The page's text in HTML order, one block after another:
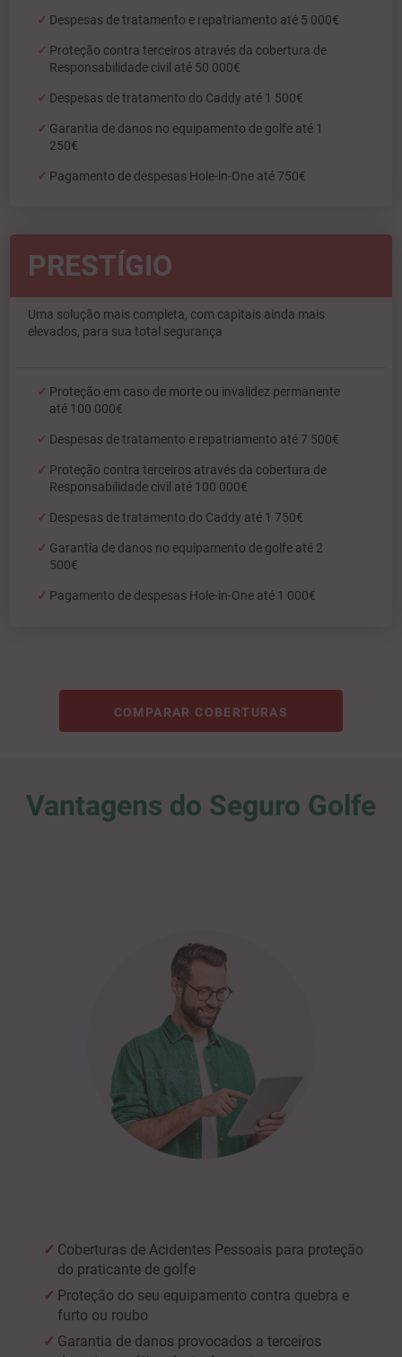
Despesas de tratamento e repatriamento até 5 000€
Proteção contra terceiros através da cobertura de
Responsabilidade civil até 50 000€
Despesas de tratamento do Caddy até 1 500€
Garantia de danos no equipamento de golfe até 1
250€
Pagamento de despesas Hole-in-One até 750€
PRESTÍGIO
Uma solução mais completa, com capitais ainda mais
elevados, para sua total segurança
Proteção em caso de morte ou invalidez permanente
até 100 000€
Despesas de tratamento e repatriamento até 7 500€
Proteção contra terceiros através da cobertura de
Responsabilidade civil até 100 000€
Despesas de tratamento do Caddy até 1 750€
Garantia de danos no equipamento de golfe até 2
500€
Pagamento de despesas Hole-in-One até 1 000€
COMPARAR COBERTURAS
Vantagens do Seguro Golfe
Coberturas de Acidentes Pessoais para proteção
do praticante de golfe
Proteção do seu equipamento contra quebra e
furto ou roubo
Garantia de danos provocados a terceiros